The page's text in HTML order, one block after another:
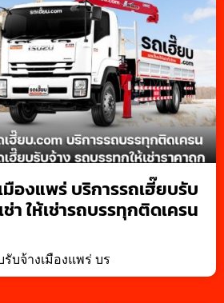
องแพร่ บริการรถเฮี๊ยบรับ
า ให้เช่ารถบรรทุกติดเครน
รับจ้างเมืองแพร่ บร